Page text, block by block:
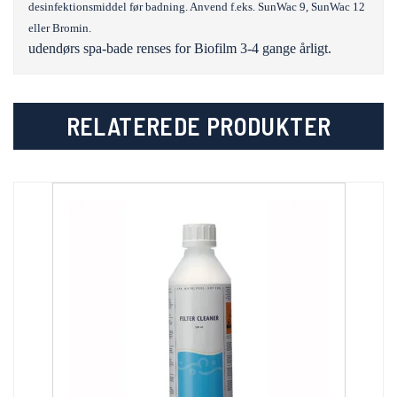
desinfektionsmiddel før badning. Anvend f.eks. SunWac 9, SunWac 12
eller Bromin.
udendørs spa-bade renses for Biofilm 3-4 gange årligt.
RELATEREDE PRODUKTER